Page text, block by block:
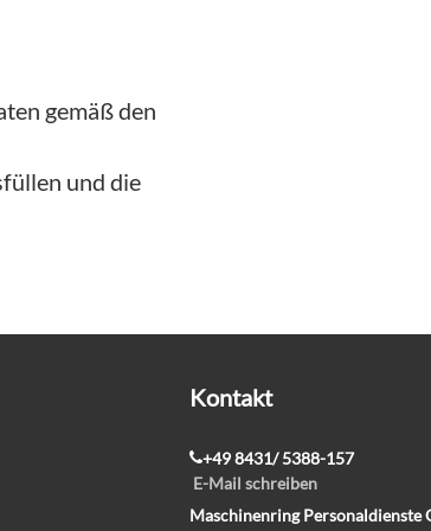
gemäß den
und die
Kontakt
+49 8431/ 5388-157
E-Mail schreiben
Maschinenring Personaldienste